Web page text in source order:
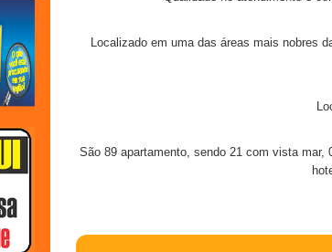
Localizado em uma das áreas mais nobres
São 89 apartamento, sendo 21 com vista